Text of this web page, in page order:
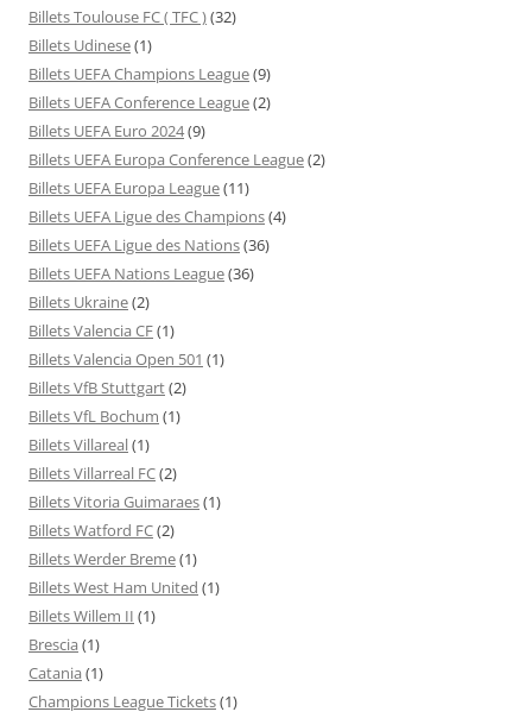
Billets Toulouse FC ( TFC )(32)
Billets Udinese(1)
Billets UEFA Champions League(9)
Billets UEFA Conference League(2)
Billets UEFA Euro 2024(9)
Billets UEFA Europa Conference League(2)
Billets UEFA Europa League(11)
Billets UEFA Ligue des Champions(4)
Billets UEFA Ligue des Nations(36)
Billets UEFA Nations League(36)
Billets Ukraine(2)
Billets Valencia CF(1)
Billets Valencia Open 501 (1)
Billets VfB Stuttgart(2)
Billets VfL Bochum (1)
Billets Villareal(1)
Billets Villarreal FC(2)
Billets Vitoria Guimaraes(1)
Billets Watford FC(2)
Billets Werder Breme(1)
Billets West Ham United (1)
Billets Willem II (1)
Brescia (1)
Catania (1)
Champions League Tickets(1)